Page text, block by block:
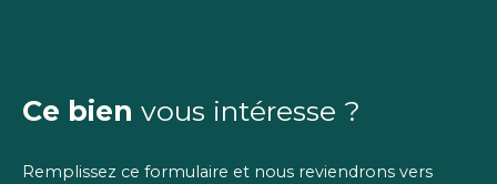
Ce bien vous intéresse ?
Remplissez ce formulaire et nous reviendrons vers